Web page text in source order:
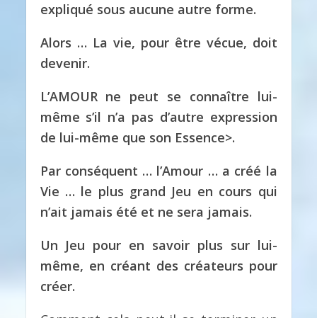
expliqué sous aucune autre forme.
Alors … La vie, pour être vécue, doit
devenir.
L’AMOUR ne peut se connaître lui-
même s’il n’a pas d’autre expression
de lui-même que son Essence>.
Par conséquent … l’Amour … a créé la
Vie … le plus grand Jeu en cours qui
n’ait jamais été et ne sera jamais.
Un Jeu pour en savoir plus sur lui-
même, en créant des créateurs pour
créer.